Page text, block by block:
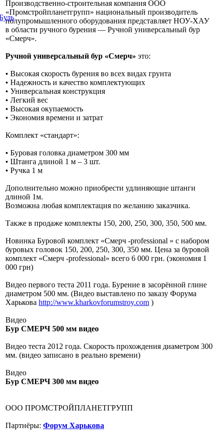
Производственно-строительная компания ООО
«Промстройпланетгрупп» национальный производитель
полупромышленного оборудования представляет НОУ-ХАУ
в области ручного бурения — Ручной универсальный бур
«Смерч».
Ручной универсальный бур «Смерч» это:
• Высокая скорость бурения во всех видах грунта
• Надежность и качество комплектующих
• Универсальная конструкция
• Легкий вес
• Высокая окупаемость
• Экономия времени и затрат
Комплект «стандарт»:
• Буровая головка диаметром 300 мм
• Штанга длиной 1 м – 3 шт.
• Ручка 1 м
Дополнительно можно приобрести удлиняющие штанги
длиной 1м.
Возможна любая комплектация по желанию заказчика.
Также в продаже комплекты 150, 200, 250, 300, 350, 500 мм.
Новинка Буровой комплект «Смерч -professional » с набором
буровых головок 150, 200, 250, 300, 350 мм. Цена за буровой
комплект «Смерч -professional» всего 6 000 грн. (экономия 1
000 грн)
Видео первого теста 2011 года. Бурение в засорённой глине
диаметром 500 мм. (Видео выставлено по заказу Форума
Харькова http://www.kharkovforumstroy.com )
Видео
Бур СМЕРЧ 500 мм видео
Видео теста 2012 года. Скорость прохождения диаметром 300
мм. (видео записано в реально времени)
Видео
Бур СМЕРЧ 300 мм видео
ООО ПРОМСТРОЙПЛАНЕТГРУПП
Партнёры: Форум Харькова